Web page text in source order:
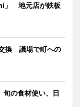
」 地元店が鉄板
換 議場で町への
の食材使い、日